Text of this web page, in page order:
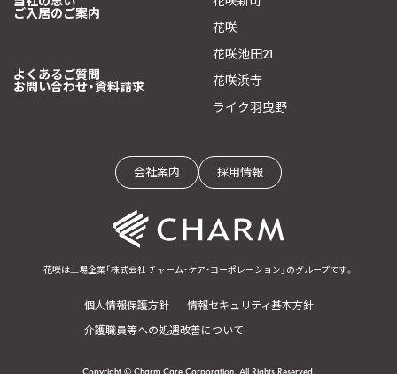
ご入居のご案内
花咲
花咲池田21
花咲浜寺
ライク羽曳野
よくあるご質問
お問い合わせ・資料請求
会社案内 採用情報
花咲は上場企業「株式会社 チャーム・ケア・コーポレーション」のグループです。
個人情報保護方針
情報セキュリティ基本方針
介護職員等への処遇改善について
Copyright © Charm Care Corporation. All Rights Reserved.